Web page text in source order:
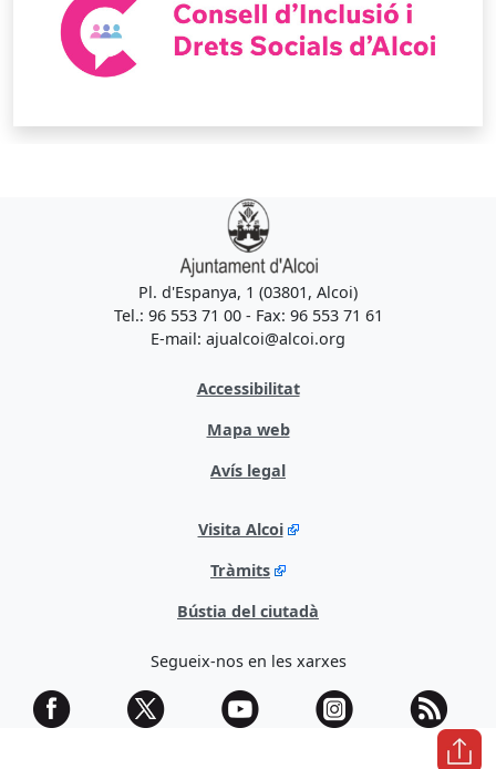
Pl. d'Espanya, 1 (03801, Alcoi)
Tel.: 96 553 71 00 - Fax: 96 553 71 61
E-mail: ajualcoi@alcoi.org
Accessibilitat
Mapa web
Avís legal
Visita Alcoi
Tràmits
Bústia del ciutadà
Segueix-nos en les xarxes